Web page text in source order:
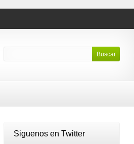
Siguenos en Twitter